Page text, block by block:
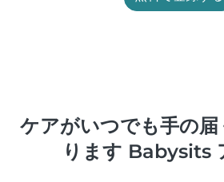
ケアがいつでも手の
ります Babysits